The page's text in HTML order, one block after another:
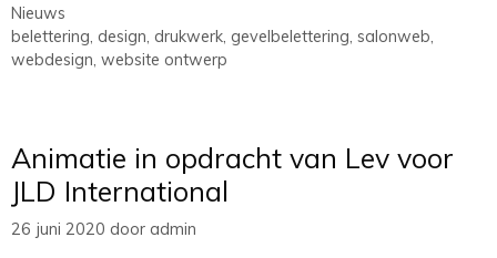
Categorieën
Nieuws
Tags
belettering, design, drukwerk, gevelbelettering, salonweb,
webdesign, website ontwerp
Animatie in opdracht van Lev voor
JLD International
26 juni 2020 door admin